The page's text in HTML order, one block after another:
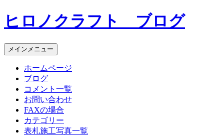
コ
ン
ン
ツ
ヒロノクラフト ブログ
メインメニュー
ホームページ
ブログ
コメント一覧
お問い合わせ
FAXの場合
カテゴリー
表札施工写真一覧